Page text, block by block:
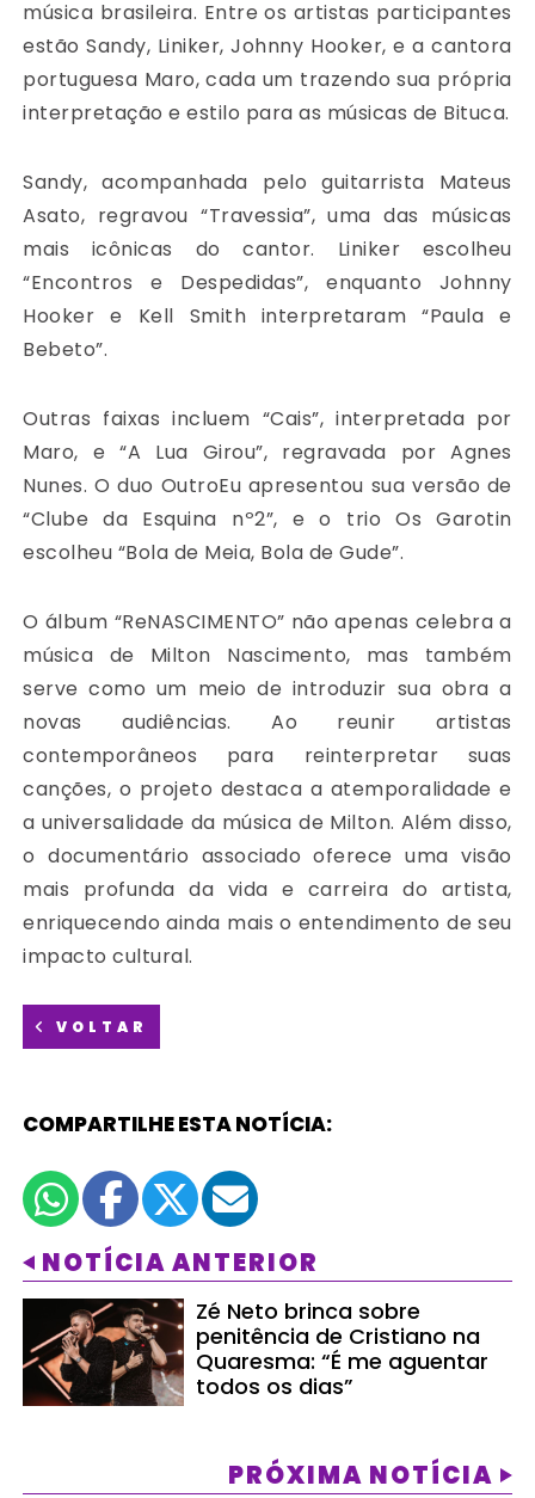
música brasileira. Entre os artistas participantes
estão Sandy, Liniker, Johnny Hooker, e a cantora
portuguesa Maro, cada um trazendo sua própria
interpretação e estilo para as músicas de Bituca.
Sandy, acompanhada pelo guitarrista Mateus
Asato, regravou “Travessia”, uma das músicas
mais icônicas do cantor. Liniker escolheu
“Encontros e Despedidas”, enquanto Johnny
Hooker e Kell Smith interpretaram “Paula e
Bebeto”.
Outras faixas incluem “Cais”, interpretada por
Maro, e “A Lua Girou”, regravada por Agnes
Nunes. O duo OutroEu apresentou sua versão de
“Clube da Esquina nº2”, e o trio Os Garotin
escolheu “Bola de Meia, Bola de Gude”.
O álbum “ReNASCIMENTO” não apenas celebra a
música de Milton Nascimento, mas também
serve como um meio de introduzir sua obra a
novas audiências. Ao reunir artistas
contemporâneos para reinterpretar suas
canções, o projeto destaca a atemporalidade e
a universalidade da música de Milton. Além disso,
o documentário associado oferece uma visão
mais profunda da vida e carreira do artista,
enriquecendo ainda mais o entendimento de seu
impacto cultural.
VOLTAR
COMPARTILHE ESTA NOTÍCIA:
NOTÍCIA ANTERIOR
Zé Neto brinca sobre
penitência de Cristiano na
Quaresma: “É me aguentar
todos os dias”
PRÓXIMA NOTÍCIA